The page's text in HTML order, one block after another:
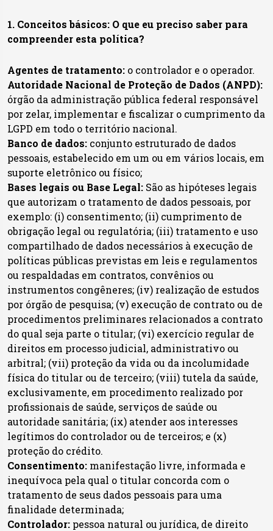
1. Conceitos básicos: O que eu preciso saber para
compreender esta política?
Agentes de tratamento: o controlador e o operador.
Autoridade Nacional de Proteção de Dados (ANPD):
órgão da administração pública federal responsável
por zelar, implementar e fiscalizar o cumprimento da
LGPD em todo o território nacional.
Banco de dados: conjunto estruturado de dados
pessoais, estabelecido em um ou em vários locais, em
suporte eletrônico ou físico;
Bases legais ou Base Legal: São as hipóteses legais
que autorizam o tratamento de dados pessoais, por
exemplo: (i) consentimento; (ii) cumprimento de
obrigação legal ou regulatória; (iii) tratamento e uso
compartilhado de dados necessários à execução de
políticas públicas previstas em leis e regulamentos
ou respaldadas em contratos, convênios ou
instrumentos congêneres; (iv) realização de estudos
por órgão de pesquisa; (v) execução de contrato ou de
procedimentos preliminares relacionados a contrato
do qual seja parte o titular; (vi) exercício regular de
direitos em processo judicial, administrativo ou
arbitral; (vii) proteção da vida ou da incolumidade
física do titular ou de terceiro; (viii) tutela da saúde,
exclusivamente, em procedimento realizado por
profissionais de saúde, serviços de saúde ou
autoridade sanitária; (ix) atender aos interesses
legítimos do controlador ou de terceiros; e (x)
proteção do crédito.
Consentimento: manifestação livre, informada e
inequívoca pela qual o titular concorda com o
tratamento de seus dados pessoais para uma
finalidade determinada;
Controlador: pessoa natural ou jurídica, de direito